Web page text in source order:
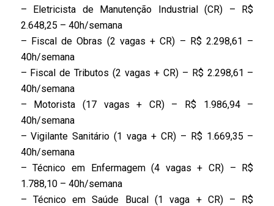
– Eletricista de Manutenção Industrial (CR) – R$
2.648,25 – 40h/semana
– Fiscal de Obras (2 vagas + CR) – R$ 2.298,61 –
40h/semana
– Fiscal de Tributos (2 vagas + CR) – R$ 2.298,61 –
40h/semana
– Motorista (17 vagas + CR) – R$ 1.986,94 –
40h/semana
– Vigilante Sanitário (1 vaga + CR) – R$ 1.669,35 –
40h/semana
– Técnico em Enfermagem (4 vagas + CR) – R$
1.788,10 – 40h/semana
– Técnico em Saúde Bucal (1 vaga + CR) – R$